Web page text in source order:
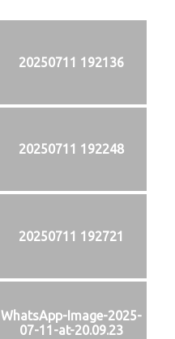
20250711 192136
20250711 192248
20250711 192721
WhatsApp-Image-2025-
07-11-at-20.09.23